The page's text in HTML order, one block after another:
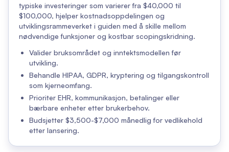
typiske investeringer som varierer fra $40,000 til
$100,000, hjelper kostnadsoppdelingen og
utviklingsrammeverket i guiden med å skille mellom
nødvendige funksjoner og kostbar scopingskridning.
Valider bruksområdet og inntektsmodellen før
utvikling.
Behandle HIPAA, GDPR, kryptering og tilgangskontroll
som kjerneomfang.
Prioriter EHR, kommunikasjon, betalinger eller
bærbare enheter etter brukerbehov.
Budsjetter $3,500-$7,000 månedlig for vedlikehold
etter lansering.